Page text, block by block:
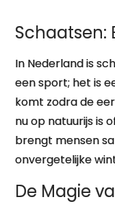
Schaatsen:
In Nederland is
een sport; het is
komt zodra de
nu op natuurijs is
brengt mensen
onvergetelijke
De Magie